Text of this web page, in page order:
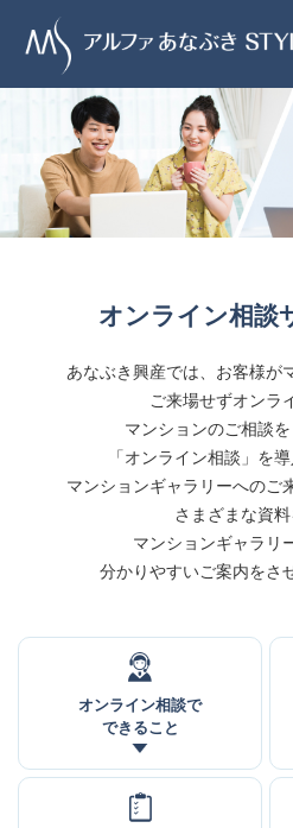
オンライン相談
あなぶき興産では、お客様が
ご来場せずオンラ
マンションのご相談
「オンライン相談」を
マンションギャラリーへのご
さまざまな資
マンションギャラリ
分かりやすいご案内をさ
オンライン相談で
できること